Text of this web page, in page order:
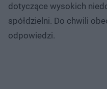
dotyczące wysokich
spółdzielni. Do chwili
odpowiedzi.